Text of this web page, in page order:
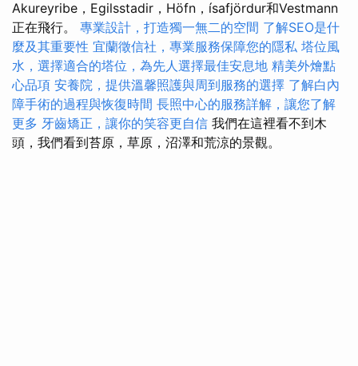
Akureyribe，Egilsstadir，Höfn，ísafjördur和Vestmann
正在飛行。 專業設計，打造獨一無二的空間 了解SEO是什
麼及其重要性 宜蘭徵信社，專業服務保障您的隱私 塔位風
水，選擇適合的塔位，為先人選擇最佳安息地 精美外燴點
心品項 安養院，提供溫馨照護與周到服務的選擇 了解白內
障手術的過程與恢復時間 長照中心的服務詳解，讓您了解
更多 牙齒矯正，讓你的笑容更自信 我們在這裡看不到木
頭，我們看到苔原，草原，沼澤和荒涼的景觀。